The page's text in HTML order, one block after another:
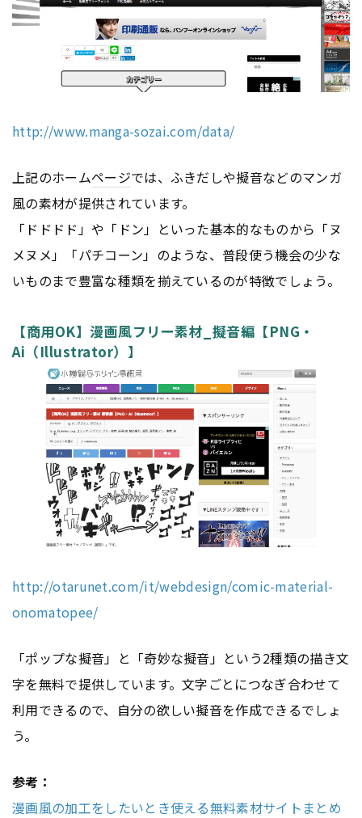
http://www.manga-sozai.com/data/
上記のホームページでは、ふきだしや擬音などのマンガ
風の素材が提供されています。
「ドドドド」や「ドン」といった基本的なものから「ヌ
メヌメ」「パチコーン」のような、普段使う機会の少な
いものまで豊富な種類を揃えているのが特徴でしょう。
【商用OK】漫画風フリー素材_擬音編【PNG・
Ai（Illustrator）】
http://otarunet.com/it/webdesign/comic-material-
onomatopee/
「ポップな擬音」と「奇妙な擬音」という2種類の描き文
字を無料で提供しています。文字ごとにつなぎ合わせて
利用できるので、自分の欲しい擬音を作成できるでしょ
う。
参考：
漫画風の加工をしたいとき使える無料素材サイトまとめ